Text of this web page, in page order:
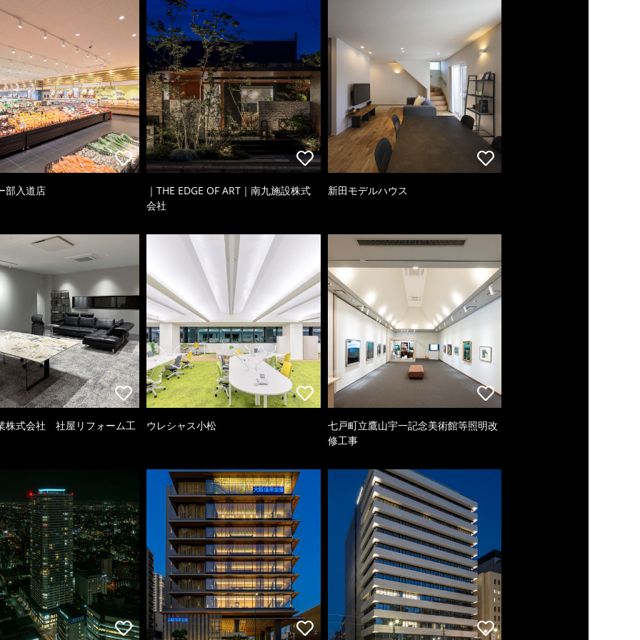
部入道店
｜THE EDGE OF ART｜南九施設株式
会社
新田モデルハウス
株式会社 社屋リフォーム工 ウレシャス小松
七戸町立鷹山宇一記念美術館等照明改
修工事